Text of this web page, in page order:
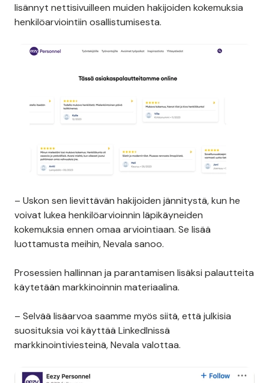
lisännyt nettisivuilleen muiden hakijoiden kokemuksia
henkilöarviointiin osallistumisesta.
– Uskon sen lievittävän hakijoiden jännitystä, kun he
voivat lukea henkilöarvioinnin läpikäyneiden
kokemuksia ennen omaa arviointiaan. Se lisää
luottamusta meihin, Nevala sanoo.
Prosessien hallinnan ja parantamisen lisäksi palautteita
käytetään markkinoinnin materiaalina.
– Selvää lisäarvoa saamme myös siitä, että julkisia
suosituksia voi käyttää LinkedInissä
markkinointiviesteinä, Nevala valottaa.